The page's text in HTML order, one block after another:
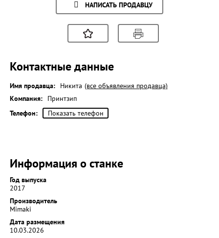
НАПИСАТЬ ПРОДАВЦУ
Контактные данные
Имя продавца: Никита (все объявления продавца)
Компания:
Принтзип
Телефон:
Показать телефон
Информация о станке
Год выпуска
2017
Производитель
Mimaki
Дата размещения
10.03.2026